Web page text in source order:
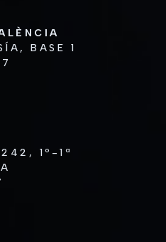
BASE 1
1º-1ª